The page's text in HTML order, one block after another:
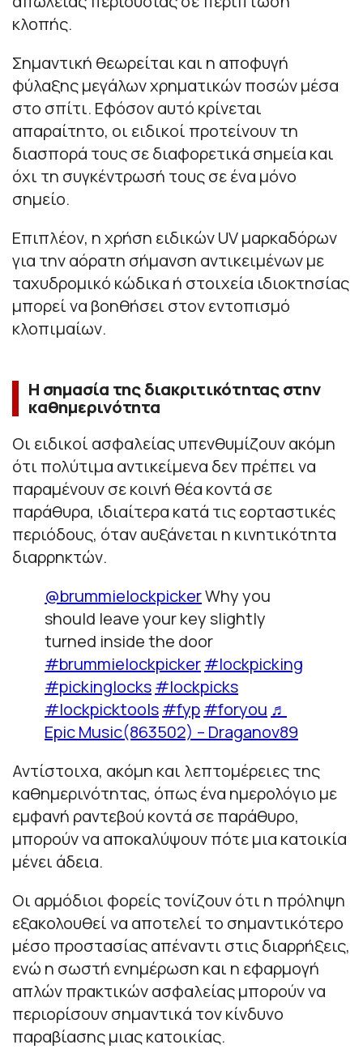
κλοπής.
Σημαντική θεωρείται και η αποφυγή
φύλαξης μεγάλων χρηματικών ποσών μέσα
στο σπίτι. Εφόσον αυτό κρίνεται
απαραίτητο, οι ειδικοί προτείνουν τη
διασπορά τους σε διαφορετικά σημεία και
όχι τη συγκέντρωσή τους σε ένα μόνο
σημείο.
Επιπλέον, η χρήση ειδικών UV μαρκαδόρων
για την αόρατη σήμανση αντικειμένων με
ταχυδρομικό κώδικα ή στοιχεία ιδιοκτησίας
μπορεί να βοηθήσει στον εντοπισμό
κλοπιμαίων.
Η σημασία της διακριτικότητας στην
καθημερινότητα
Οι ειδικοί ασφαλείας υπενθυμίζουν ακόμη
ότι πολύτιμα αντικείμενα δεν πρέπει να
παραμένουν σε κοινή θέα κοντά σε
παράθυρα, ιδιαίτερα κατά τις εορταστικές
περιόδους, όταν αυξάνεται η κινητικότητα
διαρρηκτών.
@brummielockpickerWhy you
should leave your key slightly
turned inside the door
#brummielockpicker#lockpicking
#pickinglocks#lockpicks
#lockpicktools#fyp#foryou ♬
Epic Music(863502) – Draganov89
Αντίστοιχα, ακόμη και λεπτομέρειες της
καθημερινότητας, όπως ένα ημερολόγιο με
εμφανή ραντεβού κοντά σε παράθυρο,
μπορούν να αποκαλύψουν πότε μια κατοικία
μένει άδεια.
Οι αρμόδιοι φορείς τονίζουν ότι η πρόληψη
εξακολουθεί να αποτελεί το σημαντικότερο
μέσο προστασίας απέναντι στις διαρρήξεις,
ενώ η σωστή ενημέρωση και η εφαρμογή
απλών πρακτικών ασφαλείας μπορούν να
περιορίσουν σημαντικά τον κίνδυνο
παραβίασης μιας κατοικίας.